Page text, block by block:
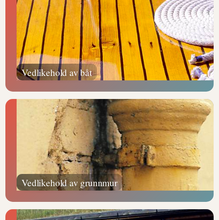
Vedlikehold av båt
Vedlikehold av grunnmur